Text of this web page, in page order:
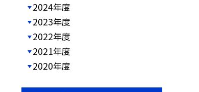
2024年度
2023年度
2022年度
2021年度
2020年度